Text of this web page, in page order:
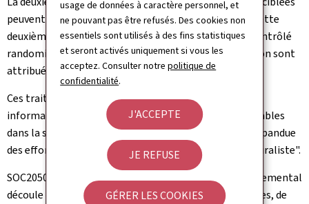
usage de données à caractère personnel, et
ne pouvant pas être refusés. Des cookies non
essentiels sont utilisés à des fins statistiques
et seront activés uniquement si vous les
acceptez. Consulter notrepolitique de
confidentialité.
J'ACCEPTE
JE REFUSE
GÉRER LES COOKIES
peuvent accroître l’intérêt d’une transition durable. Cette
deuxième question est abordée au moyen d’un essai contrôlé
randomisé dans lequel des traitements de l’information sont
attribués aléatoirement aux participants.
Ces traitements fournissent aux participants des
informations sur les comportements et attitudes durables
dans la société, visant à corriger la sous-estimation répandue
des efforts d’autres personnes, appelée "ignorance pluraliste".
SOC2050 souligne que le comportement pro-environnemental
découle d’un mélange d’éléments sociodémographiques, de